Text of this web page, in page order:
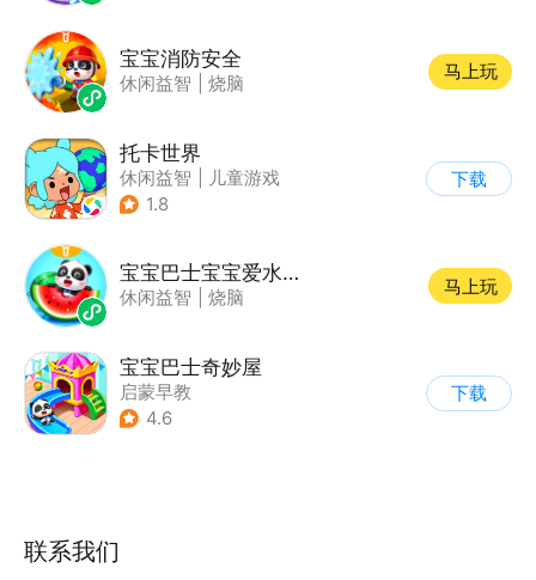
宝宝消防安全
休闲益智 烧脑
马上玩
托卡世界
休闲益智
儿童游戏
1.8
下载
宝宝巴士宝宝爱水果蔬菜
休闲益智 烧脑
马上玩
宝宝巴士奇妙屋
启蒙早教
| 儿童益智游戏
4.6
下载
联系我们